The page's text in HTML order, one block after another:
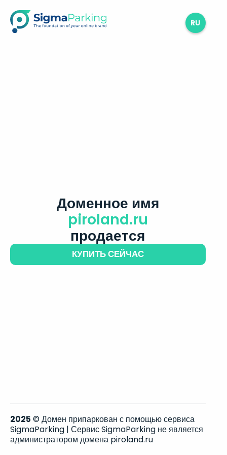
RU
Доменное имя
piroland.ru
продается
КУПИТЬ СЕЙЧАС
2025 © Домен припаркован с помощью сервиса
SigmaParking | Сервис SigmaParking не является
администратором домена piroland.ru